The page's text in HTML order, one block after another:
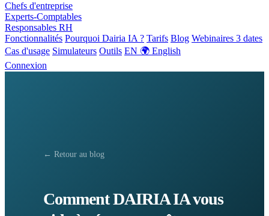
Chefs d'entreprise
Experts-Comptables
Responsables RH
Fonctionnalités Pourquoi Dairia IA ? Tarifs Blog Webinaires 3 dates
Cas d'usage Simulateurs Outils EN 🌍 English
Connexion
← Retour au blog
Comment DAIRIA IA vous